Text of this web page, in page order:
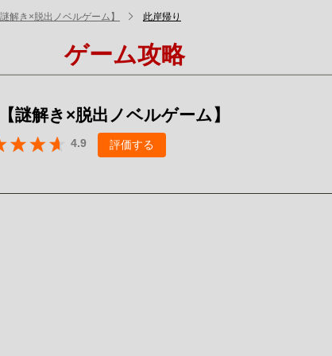
解き×脱出ノベルゲーム】 此岸帰り
ゲーム攻略
謎解き×脱出ノベルゲーム】
4.9 評価する